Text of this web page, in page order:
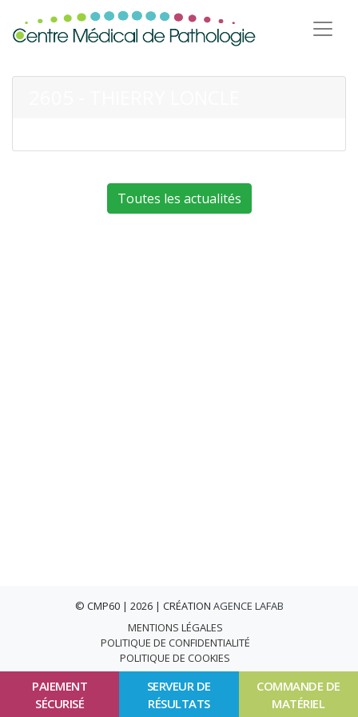
PAIEMENT
SÉCURISÉ
SERVEUR DE
RÉSULTATS
COMMANDE DE
MATÉRIEL
Toutes les actualités
© CMP60 | 2026 | CRÉATION AGENCE LAFAB
MENTIONS LÉGALES
POLITIQUE DE CONFIDENTIALITÉ
POLITIQUE DE COOKIES